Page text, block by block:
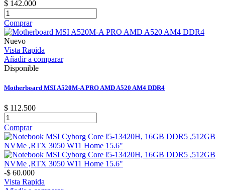
$ 142.000
Comprar
Nuevo
Vista Rapida
Añadir a comparar
Disponible
Motherboard MSI A520M-A PRO AMD A520 AM4 DDR4
$ 112.500
Comprar
-$ 60.000
Vista Rapida